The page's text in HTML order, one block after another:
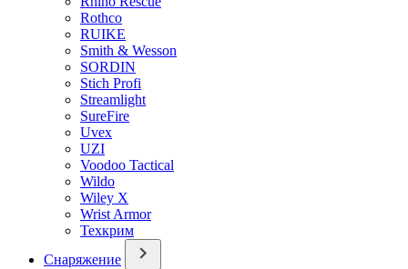
Rothco
RUIKE
Smith & Wesson
SORDIN
Stich Profi
Streamlight
SureFire
Uvex
UZI
Voodoo Tactical
Wildo
Wiley X
Wrist Armor
Техкрим
Снаряжение